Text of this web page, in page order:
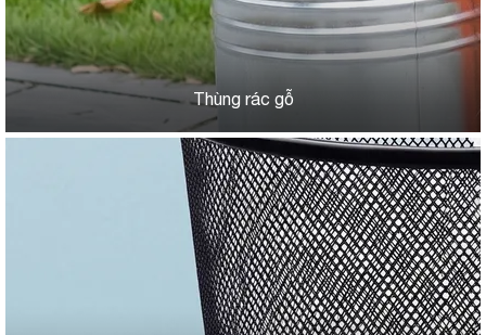
Thùng rác gỗ